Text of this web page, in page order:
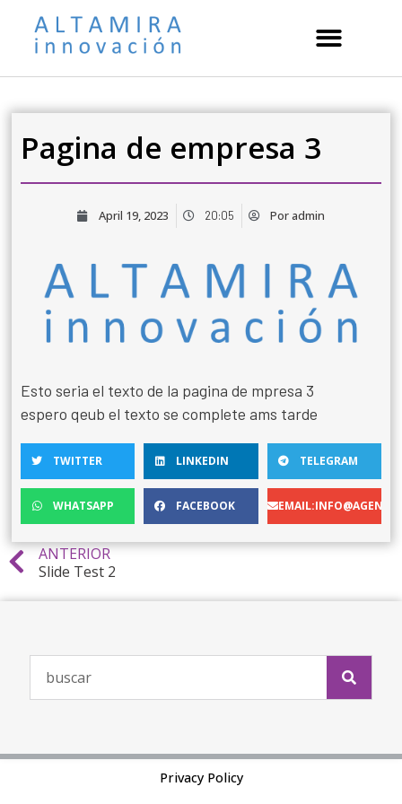
Pagina de empresa 3
April 19, 2023 20:05 Poradmin
Esto seria el texto de la pagina de mpresa 3
espero qeub el texto se complete ams tarde
TWITTER LINKEDIN TELEGRAM
WHATSAPP FACEBOOK
ANTERIOR
Slide Test 2
Privacy Policy